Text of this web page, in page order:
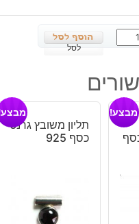
לסל
מבצע!
תליון משובץ גרנט
כסף 925